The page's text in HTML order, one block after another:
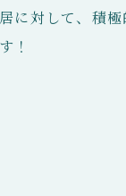
に対して、積
！